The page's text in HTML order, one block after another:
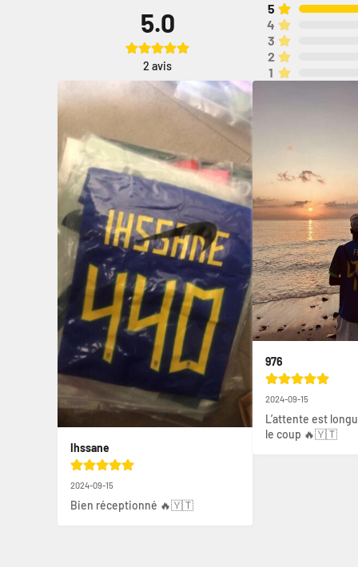
5.0
2 avis
5
4
3
2
1
Ihssane
2024-09-15
Bien réceptionné 🔥🇾🇹
976
2024-09-15
L’attente est
le coup 🔥🇾🇹